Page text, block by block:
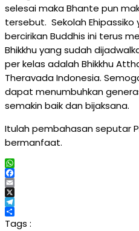
selesai maka Bhante pun
tersebut. Sekolah
bercirikan Buddhis ini terus
Bhikkhu yang sudah
per kelas adalah Bhikkhu
Theravada Indonesia.
dapat menumbuhkan
semakin baik dan bijaksana.
Itulah pembahasan seputar
bermanfaat.
WhatsApp
Facebook
Email
X
Telegram
Share
Tags :